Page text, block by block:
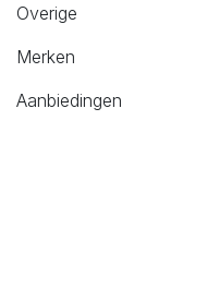
Overige
Merken
Aanbiedingen